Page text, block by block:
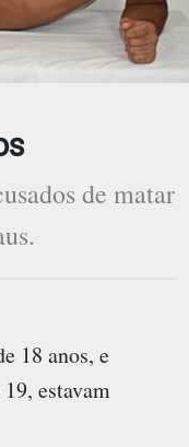
de matar
18 anos, e
19, estavam